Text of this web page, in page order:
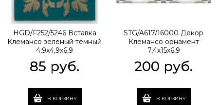
HGD/F252/5246 Вставка
Клемансо зелёный темный
4,9х4,9х6,9
85 руб.
В КОРЗИНУ
STG/A617/16000 Декор
Клемансо орнамент
7,4х15х6,9
200 руб.
В КОРЗИНУ